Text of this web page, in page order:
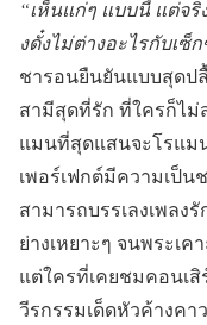
“เห็นแก่ๆ แบบนี้ แต่จ
งดั๋งไม่ต่างอะไรกับเซ็
ชารอนยืนยันแบบสุดป
สามีสุดที่รัก ที่ใครก็ไม่
แมนที่สุดแสนจะโรแม
เพอร์เฟกต์มีความเป็
สามารถบรรเลงเพล
ย่างเหยาะๆ จนพระเค
แต่ใครที่เคยชมคอนเ
วีรกรรมเด็ดหัวค้างคา